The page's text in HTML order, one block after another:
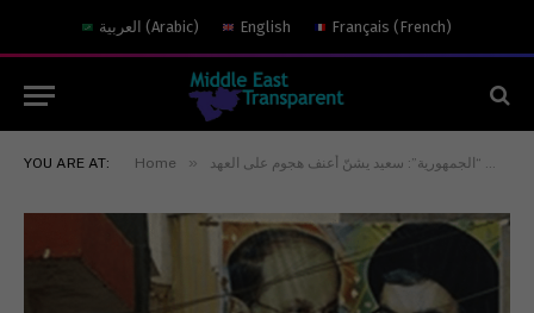
العربية (Arabic) English Français (French)
YOU ARE AT: Home » خاص “الجمهورية”: سعيد يشنّ أعنف هجوم على العهد